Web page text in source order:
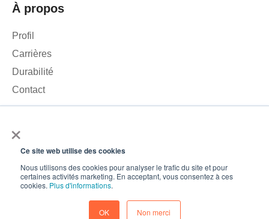
×
Ce site web utilise des cookies
Nous utilisons des cookies pour analyser le trafic du site et pour
certaines activités marketing. En acceptant, vous consentez à ces
cookies. Plus d'informations.
OK Non merci
Nous utilisons des cookies pour analyser le trafic sur notre site
web et améliorer votre expérience. En cliquant sur « Accepter »,
Accepter
Baisse
Préférences en matière de cookies
À propos
Profil
Carrières
Durabilité
Contact
© 2026 – Roamler .V. Conditions générales
Politique de
confidentialité
ISO 45001 ISO 27001